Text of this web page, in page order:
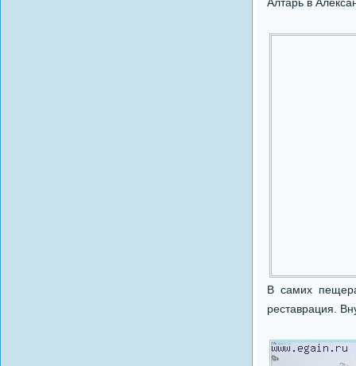
В самих
реставрация.